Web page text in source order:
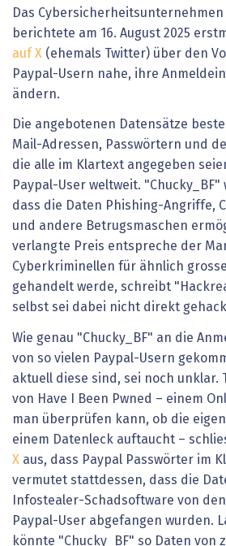
Das Cybersicherheitsunternehmen
berichtete am 16. August 2025
auf X (ehemals Twitter) über den
Paypal-Usern nahe, ihre
ändern.
Die angebotenen Datensätze
Mail-Adressen, Passwörtern und
die alle im Klartext angegeben
Paypal-User weltweit.
dass die Daten Phishing-Angriffe,
und andere Betrugsmaschen
verlangte Preis entspreche der
Cyberkriminellen für ähnlich
gehandelt werde, schreibt
selbst sei dabei nicht direkt
Wie genau "Chucky_BF" an die
von so vielen Paypal-Usern
aktuell diese sind, sei noch unklar.
von Have I Been Pwned – einem
man überprüfen kann, ob die
einem Datenleck auftaucht –
X aus, dass Paypal Passwörter im
vermutet stattdessen, dass die
Infostealer-Schadsoftware von
Paypal-User abgefangen wurden.
könnte "Chucky_BF" so Daten von